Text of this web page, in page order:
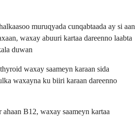
muruqyada cunqabtaada ay si aan
waxay abuuri kartaa dareenno laabta
duwan
waxay saameyn karaan sida
waxayna ku biiri karaan dareenno
ahaan B12, waxay saameyn kartaa